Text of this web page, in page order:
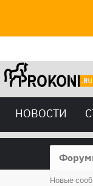
НОВОСТИ
Новые